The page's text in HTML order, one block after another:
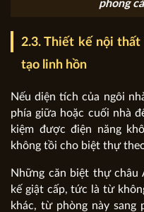
phong
2.3. Thiết kế nội thất
tạo linh hồn
Nếu diện tích của ngôi
phía giữa hoặc cuối nhà
kiệm được điện năng
không tồi cho biệt thự
Những căn biệt thự
kế giật cấp, tức là từ
khác, từ phòng này sang